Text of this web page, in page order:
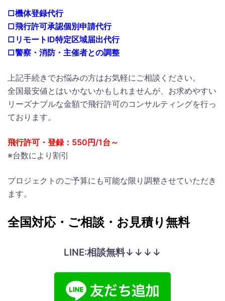
□機体登録代行
□飛行許可承認個別申請代行
□リモートID特定区域届出代行
□警察・消防・主催者との調整
上記手続きでお悩みの方はお気軽にご相談ください。
全国最安値とはいかないかもしれませんが、お求めやすい
リーズナブルな金額で飛行許可のコンサルティングを行っ
ております。
飛行許可・登録：550円/1台～
※台数により割引
プロジェクトのご予算にも可能な限り調整させていただき
ます。
全国対応・ご相談・お見積り無料
LINE:相談無料↓↓↓↓